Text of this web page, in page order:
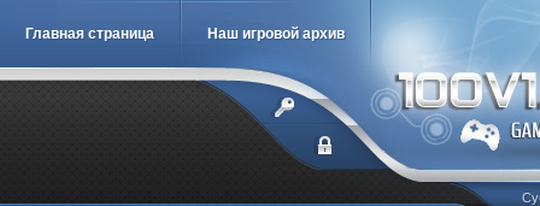
Главная страница Наш игровой архив